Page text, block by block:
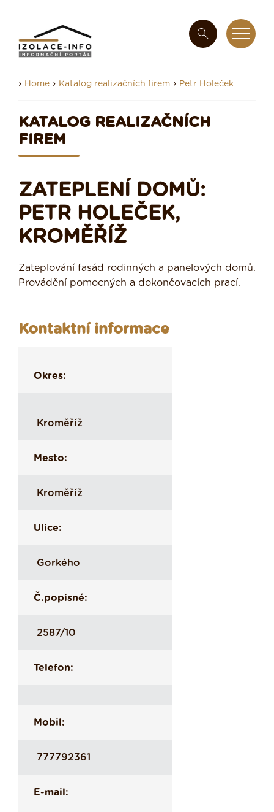
› Home › Katalog realizačních firem › Petr Holeček
KATALOG REALIZAČNÍCH
FIREM
ZATEPLENÍ DOMŮ:
PETR HOLEČEK,
KROMĚŘÍŽ
Zateplování fasád rodinných a panelových domů.
Provádění pomocných a dokončovacích prací.
Kontaktní informace
Okres:
Kroměříž
Mesto:
Kroměříž
Ulice:
Gorkého
Č.popisné:
2587/10
Telefon:
Mobil:
777792361
E-mail: